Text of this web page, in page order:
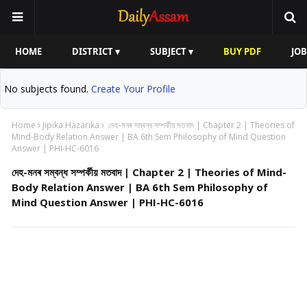
HOME DISTRICT ▾ SUBJECT ▾ BUY PDF
No subjects found. Create Your Profile
Home Jipika Hazarika
দেহ-মনৰ সম্বন্ধ সম্পৰ্কীয় মতবাদ | Chapter 2 | Theories of
Mind-Body Relation Answer | BA 6th Sem Philosophy of Mind Question
Answer | PHI-HC-6016
দেহ-মনৰ সম্বন্ধ সম্পৰ্কীয় মতবাদ | Chapter 2 | Theories of Mind-
Body Relation Answer | BA 6th Sem Philosophy of
Mind Question Answer | PHI-HC-6016